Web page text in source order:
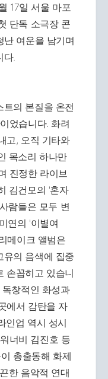
17일 서울 마포
단독 소극장 콘
난 여운을 남기며
다.
의 본질을 온전
었습니다. 화려
고, 오직 기타와
목소리 하나만
진정한 라이브
김건모의 '혼자
람들은 모두 변
연의 '이별여
메이크 앨범은
유의 음색에 집중
손꼽히고 있습니
창적인 화성과
에서 감탄을 자
인업 역시 성시
너비 김진호 등
총출동해 화제
한 음악적 연대